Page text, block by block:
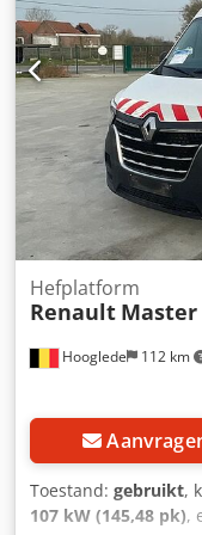
accessoires = -
Wisselstroom =
236/65R16C
Vering: Bladvering
mm; Profiel rechter
band: 8 mm; Profiel
3.005 kg
3.500 kg Schades:
Hooglede 112 km
Hefplatform
Renault Master
Toestand: gebruikt,
107 kW (145,48 pk),